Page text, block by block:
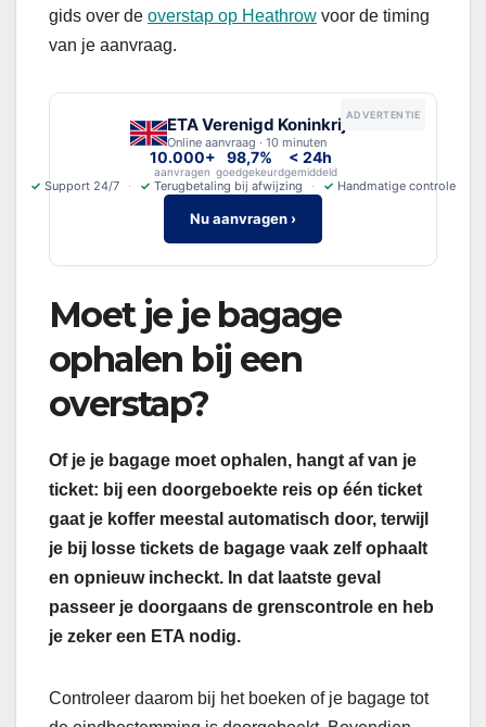
gids over de overstap op Heathrow voor de timing
van je aanvraag.
ADVERTENTIE
ETA Verenigd Koninkrijk
Online aanvraag · 10 minuten
10.000+
aanvragen
98,7%
goedgekeurd
< 24h
gemiddeld
✓ Support 24/7 ✓ Terugbetaling bij afwijzing ✓ Handmatige controle
Nu aanvragen ›
Moet je je bagage
ophalen bij een
overstap?
Of je je bagage moet ophalen, hangt af van je
ticket: bij een doorgeboekte reis op één ticket
gaat je koffer meestal automatisch door, terwijl
je bij losse tickets de bagage vaak zelf ophaalt
en opnieuw incheckt. In dat laatste geval
passeer je doorgaans de grenscontrole en heb
je zeker een ETA nodig.
Controleer daarom bij het boeken of je bagage tot